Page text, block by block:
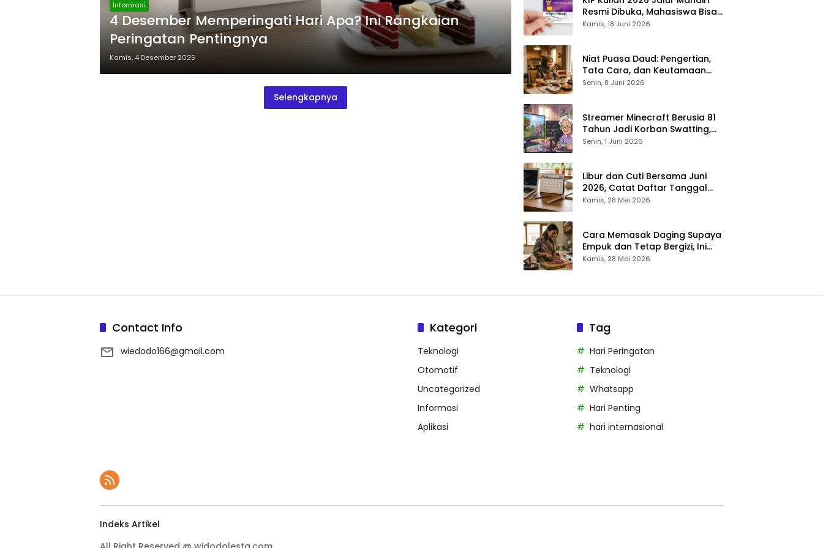
Informasi
4 Desember Memperingati Hari Apa? Ini Rangkaian
Peringatan Pentingnya
Kamis, 4 Desember 2025
Selengkapnya
Resmi Dibuka, Mahasiswa Bisa
Dapat Bantuan hingga Rp1,4
Kamis, 18 Juni 2026
Niat Puasa Daud: Pengertian,
Tata Cara, dan Keutamaan
yang Perlu Diketahui Umat
Senin, 8 Juni 2026
Streamer Minecraft Berusia 81
Tahun Jadi Korban Swatting,
Polisi Kepung Rumah Saat
Senin, 1 Juni 2026
Libur dan Cuti Bersama Juni
2026, Catat Daftar Tanggal
Merah dan Long Weekendnya
Kamis, 28 Mei 2026
Cara Memasak Daging Supaya
Empuk dan Tetap Bergizi, Ini
Tipsnya
Kamis, 28 Mei 2026
Contact Info
wiedodo166@gmail.com
Kategori
Teknologi
Otomotif
Uncategorized
Informasi
Aplikasi
Tag
Hari Peringatan
Teknologi
Whatsapp
Hari Penting
hari internasional
Indeks Artikel